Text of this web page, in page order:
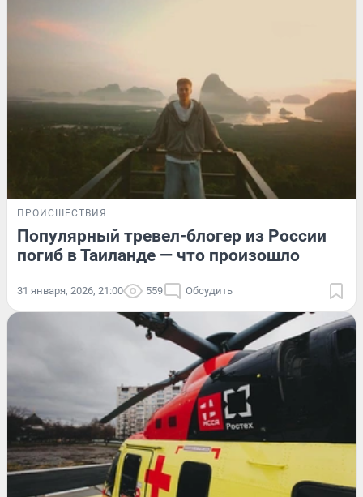
ПРОИСШЕСТВИЯ
Популярный тревел-блогер из России
погиб в Таиланде — что произошло
31 января, 2026, 21:00 559 Обсудить